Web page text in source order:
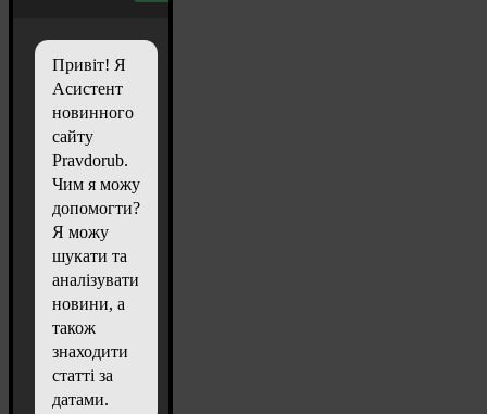
Привіт! Я
Асистент
новинного
сайту
Pravdorub.
Чим я можу
допомогти?
Я можу
шукати та
аналізувати
новини, а
також
знаходити
статті за
датами.